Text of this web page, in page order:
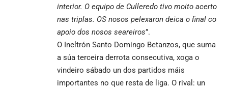
interior. O equipo de Culleredo tivo moito acerto
nas triplas. OS nosos pelexaron deica o final co
apoio dos nosos seareiros”.
O Ineltrón Santo Domingo Betanzos, que suma
a súa terceira derrota consecutiva, xoga o
vindeiro sábado un dos partidos máis
importantes no que resta de liga. O rival: un